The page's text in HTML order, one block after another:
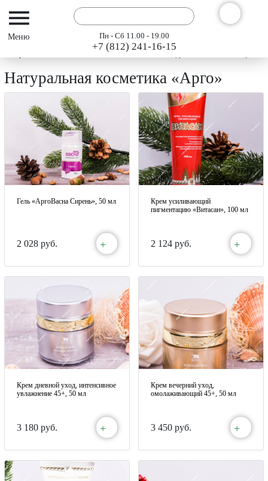
Пн - Сб 11.00 - 19.00
+7 (812) 241-16-15
Каталог
Натуральная косметика «Арго»
Гель «АргоВасна Сирень», 50 мл
2 028 руб. +
Крем усиливающий
пигментацию «Витасан», 100 мл
2 124 руб. +
Крем дневной уход, интенсивное
увлажнение 45+, 50 мл
3 180 руб. +
Крем вечерний уход,
омолаживающий 45+, 50 мл
3 450 руб. +